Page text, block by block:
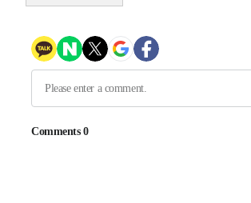
-32080초 전 >트럼프, 한국계 진보 주지사 후
-32058초 전 >"美간섭에 합의 지연"…트럼프, '
-28578초 전 >[속보]산업장관 "李정부, 원전 반